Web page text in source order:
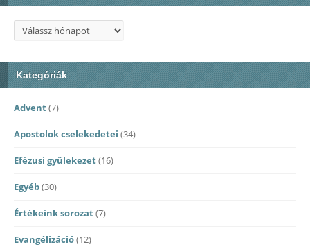
Kategóriák
Advent(7)
Apostolok cselekedetei (34)
Efézusi gyülekezet(16)
Egyéb(30)
Értékeink sorozat(7)
Evangélizáció(12)